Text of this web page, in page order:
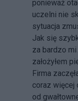
ponieważ
uczelni nie
sytuacja
Jak się
za bardzo
założyłem
Firma
coraz więcej
od